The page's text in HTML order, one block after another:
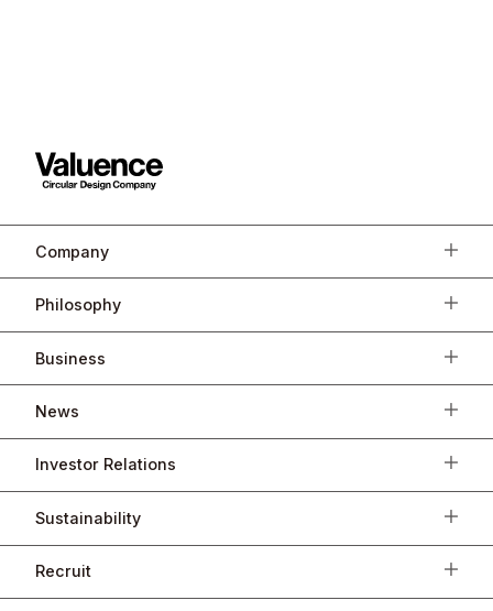
Company
Philosophy
Business
News
Investor Relations
Sustainability
Recruit